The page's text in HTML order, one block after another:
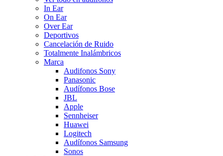
In Ear
On Ear
Over Ear
Deportivos
Cancelación de Ruido
Totalmente Inalámbricos
Marca
Audifonos Sony
Panasonic
Audífonos Bose
JBL
Apple
Sennheiser
Huawei
Logitech
Audífonos Samsung
Sonos